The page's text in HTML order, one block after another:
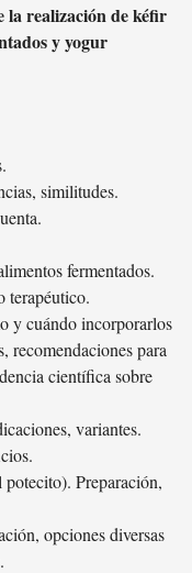
la realización de kéfir
y yogur
similitudes.
fermentados.
terapéutico.
y cuándo incorporarlos
recomendaciones para
científica sobre
variantes.
Preparación,
opciones diversas